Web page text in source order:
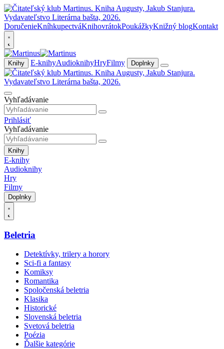
DoručenieKníhkupectváKnihovrátokPoukážkyKnižný blogKontakt
Knihy E-knihyAudioknihyHryFilmy Doplnky
Vyhľadávanie
Prihlásiť
Vyhľadávanie
Knihy
E-knihy
Audioknihy
Hry
Filmy
Doplnky
Beletria
Detektívky, trilery a horory
Sci-fi a fantasy
Komiksy
Romantika
Spoločenská beletria
Klasika
Historické
Slovenská beletria
Svetová beletria
Poézia
Ďalšie kategórie